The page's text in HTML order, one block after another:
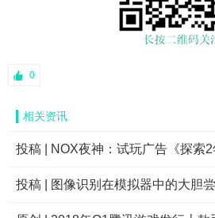
0
相关资讯
投稿 | NOX夜神：试玩广告《探索2
投稿 | 图像识别在模拟器中的大胆